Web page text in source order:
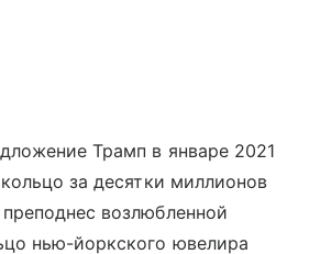
Трамп в январе 2021
за десятки миллионов
возлюбленной
нью-йоркского ювелира